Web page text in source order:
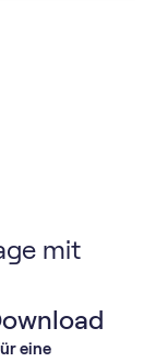
mit
eine